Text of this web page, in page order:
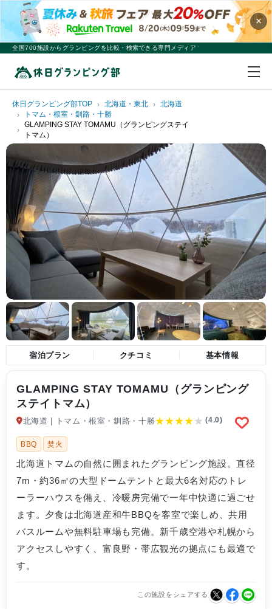
×
全国700施設からグランピングを比較・検索できる専門メディア
休日グランピング部TOP 北海道・東北
北海道
トマム・根室・釧路・十勝
GLAMPING STAY TOMAMU（グランピングステイ
トマム）
宿泊プラン クチコミ 基本情報
GLAMPING STAY TOMAMU（グランピング
ステイトマム）
北海道 | トマム・根室・釧路・十勝★★★★★ (4.0)
BBQ 焚火
北海道トマムの自然に囲まれたグランピング施設。直径
7m・約36㎡の大型ドームテントと最大6名対応のトレ
ーラーハウスを備え、冷暖房完備で一年中快適に過ごせ
ます。夕食は北海道産和牛BBQを客室で楽しめ、共用
バスルームや無料駐車場も完備。新千歳空港や札幌から
アクセスしやすく、富良野・帯広観光の拠点にも最適で
す。
この施設をシェアする